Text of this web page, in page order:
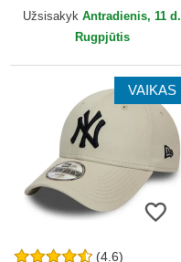
New York Yankees MLB
Užsisakyk Antradienis, 11 d.
Rugpjūtis
VAIKAS
(4.6)